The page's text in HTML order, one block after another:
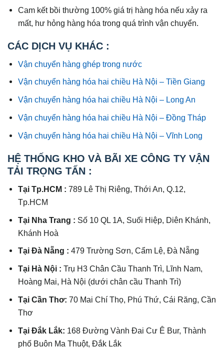
Cam kết bồi thường 100% giá trị hàng hóa nếu xảy ra
mất, hư hỏng hàng hóa trong quá trình vận chuyển.
CÁC DỊCH VỤ KHÁC :
Vận chuyển hàng ghép trong nước
Vận chuyển hàng hóa hai chiều Hà Nội – Tiền Giang
Vận chuyển hàng hóa hai chiều Hà Nội – Long An
Vận chuyển hàng hóa hai chiều Hà Nội – Đồng Tháp
Vận chuyển hàng hóa hai chiều Hà Nội – Vĩnh Long
HỆ THỐNG KHO VÀ BÃI XE CÔNG TY VẬN
TẢI TRỌNG TẤN :
Tại Tp.HCM :789 Lê Thị Riêng, Thới An, Q.12,
Tp.HCM
Tại Nha Trang : Số 10 QL 1A, Suối Hiệp, Diên Khánh,
Khánh Hoà
Tại Đà Nẵng :479 Trường Sơn, Cẩm Lệ, Đà Nẵng
Tại Hà Nội :Trụ H3 Chân Cầu Thanh Trì, Lĩnh Nam,
Hoàng Mai, Hà Nội (dưới chân cầu Thanh Trì)
Tại Cần Thơ: 70 Mai Chí Thọ, Phú Thứ, Cái Răng, Cần
Thơ
Tại Đắk Lắk: 168 Đường Vành Đai Cư Ê Bur, Thành
phố Buôn Ma Thuột, Đắk Lắk